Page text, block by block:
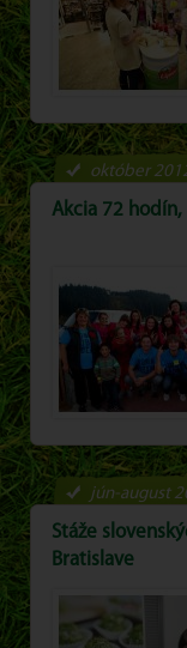
Akcia 72
október
Stáže
Bratislave
jún-august